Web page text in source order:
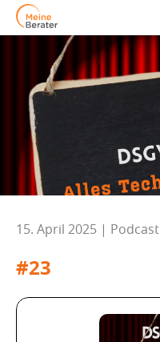
15. April 2025 | Podcast
#23